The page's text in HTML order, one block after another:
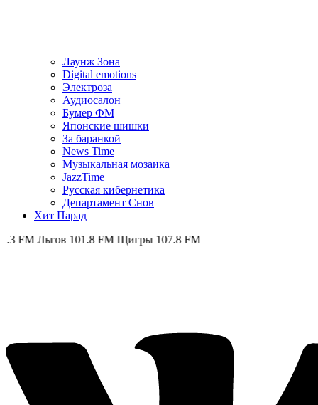
Лаунж Зона
Digital emotions
Электроза
Аудиосалон
Бумер ФМ
Японскиe шишки
За баранкой
News Time
Музыкальная мозаика
JazzTime
Русская кибернетика
Департамент Снов
Хит Парад
101.8 FM Щигры 107.8 FM